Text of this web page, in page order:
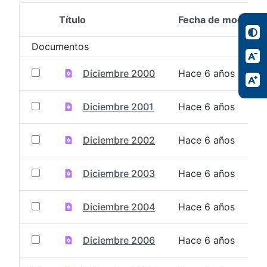
Selección del elemento
Título Fecha de
Documentos
Diciembre 2000 Hace 6 años
Diciembre 2001 Hace 6 años
Diciembre 2002 Hace 6 años
Diciembre 2003 Hace 6 años
Diciembre 2004 Hace 6 años
Diciembre 2006 Hace 6 años